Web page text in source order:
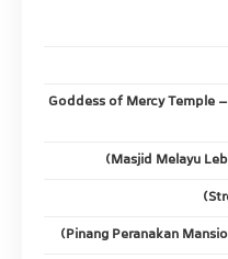
1. معبد قدیمی کوان‌یین تنگ (Goddess of Mercy Temple –